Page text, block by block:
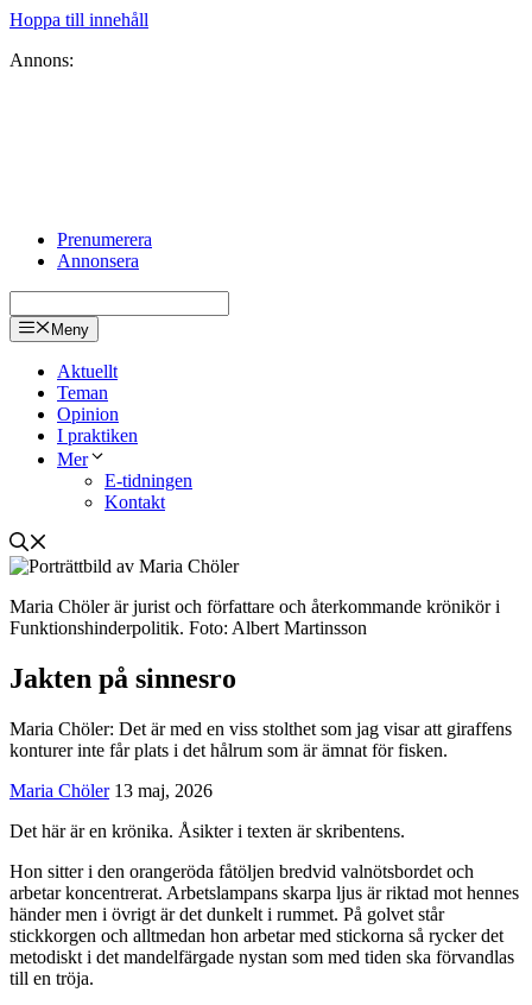
Hoppa till innehåll
Annons:
Prenumerera
Annonsera
Meny
Aktuellt
Teman
Opinion
I praktiken
Mer
E-tidningen
Kontakt
Maria Chöler är jurist och författare och återkommande krönikör i
Funktionshinderpolitik. Foto: Albert Martinsson
Jakten på sinnesro
Maria Chöler: Det är med en viss stolthet som jag visar att giraffens
konturer inte får plats i det hålrum som är ämnat för fisken.
Maria Chöler 13 maj, 2026
Det här är en krönika. Åsikter i texten är skribentens.
Hon sitter i den orangeröda fåtöljen bredvid valnötsbordet och
arbetar koncentrerat. Arbetslampans skarpa ljus är riktad mot hennes
händer men i övrigt är det dunkelt i rummet. På golvet står
stickkorgen och alltmedan hon arbetar med stickorna så rycker det
metodiskt i det mandelfärgade nystan som med tiden ska förvandlas
till en tröja.